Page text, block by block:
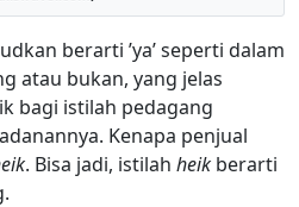
berarti ’ya’ seperti dalam
atau bukan, yang jelas
bagi istilah pedagang
Kenapa penjual
. Bisa jadi, istilah heik berarti